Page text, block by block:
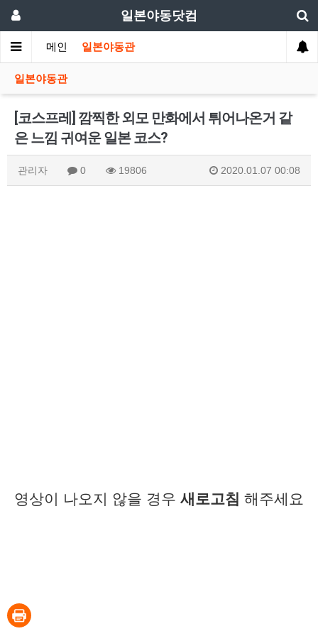
일본야동닷컴
메인 일본야동관
일본야동관
[코스프레] 깜찍한 외모 만화에서 튀어나온거 같
은 느낌 귀여운 일본 코스?
관리자 0 19806 2020.01.07 00:08
영상이 나오지 않을 경우 새로고침 해주세요